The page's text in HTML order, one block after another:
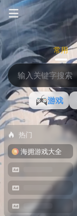
常用
游戏
热门
海拥游戏大全